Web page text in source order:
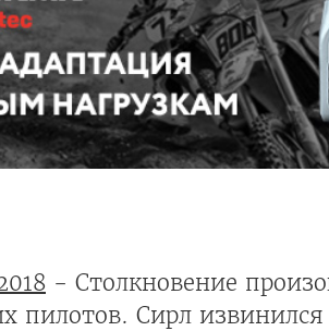
- Столкновение
пилотов. Сирл